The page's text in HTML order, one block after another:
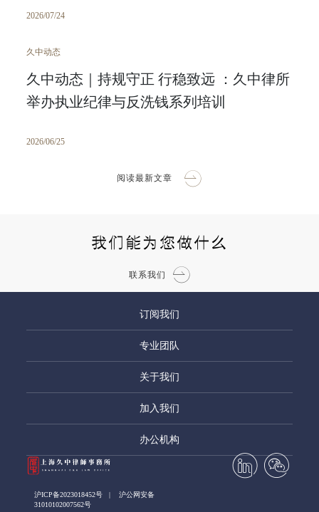
2026/07/24
久中动态
久中动态｜持规守正 行稳致远 ：久中律所
举办执业纪律与反洗钱系列培训
2026/06/25
阅读最新文章
我们能为您做什么
联系我们
订阅我们
专业团队
关于我们
加入我们
办公机构
沪ICP备2023018452号 |
沪公网安备
31010102007562号